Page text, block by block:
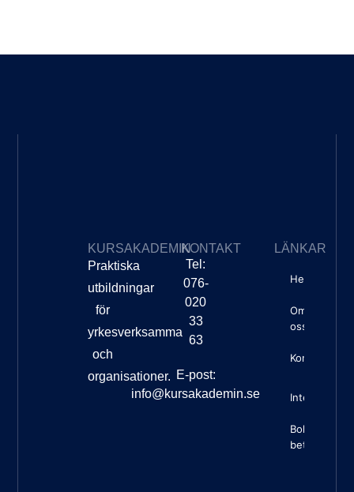
KURSAKADEMIN
Praktiska
utbildningar
för
yrkesverksamma
och
organisationer.
KONTAKT
Tel:
076-
020
33
63
E-post:
info@kursakademin.se
LÄNKAR
Hem
Om
oss
Kontakt
Boknings-